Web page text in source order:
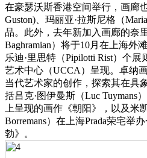
在豪瑟沃斯香港空间举行，画廊
Guston)、 玛丽亚·拉斯尼格 （
品。此外，去年新加入画廊的奈
Baghramian）将于10月在上海外
乐迪·里思特（Pipilotti Rist）个
艺术中心（UCCA）呈现。卓纳
当代艺术家的创作，探索其在具
括吕克·图伊曼斯（Luc Tuymans
上呈现的画作《朝阳》，以及米
Borremans）在上海Prada荣宅举
勃》。